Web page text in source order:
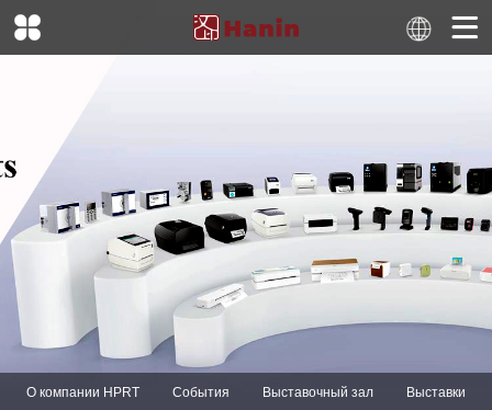
О компании HPRT События Выставочный зал
Выставки